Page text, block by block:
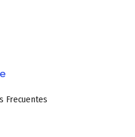
Frecuentes